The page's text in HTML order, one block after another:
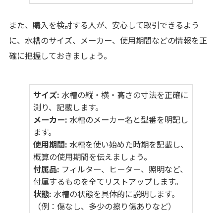
また、購入を検討する人が、安心して取引できるよう
に、水槽のサイズ、メーカー、使用期間などの情報を正
確に把握しておきましょう。
サイズ: 水槽の縦・横・高さの寸法を正確に
測り、記載します。
メーカー: 水槽のメーカー名と型番を明記し
ます。
使用期間: 水槽を使い始めた時期を記載し、
概算の使用期間を伝えましょう。
付属品: フィルター、ヒーター、照明など、
付属するものを全てリストアップします。
状態: 水槽の状態を具体的に説明します。
（例：傷なし、多少の擦り傷ありなど）